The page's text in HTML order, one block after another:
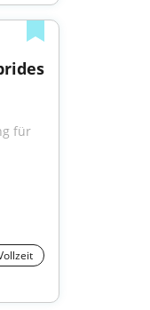
für